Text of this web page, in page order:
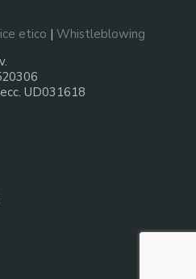
etico | Whistleblowing
UD031618